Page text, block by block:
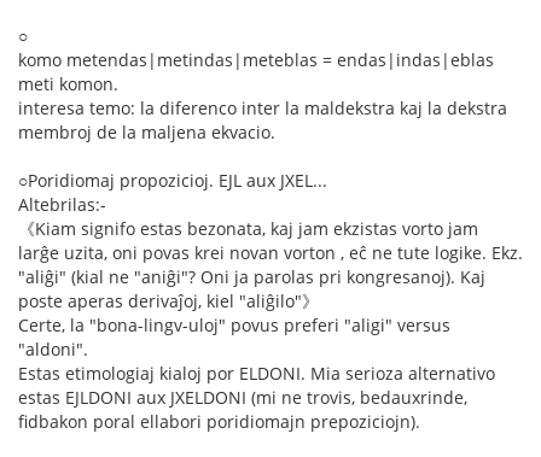
○
komo metendas|metindas|meteblas = endas|indas|eblas
meti komon.
interesa temo: la diferenco inter la maldekstra kaj la dekstra
membroj de la maljena ekvacio.
○Poridiomaj propozicioj. EJL aux JXEL...
Altebrilas:-
《Kiam signifo estas bezonata, kaj jam ekzistas vorto jam
larĝe uzita, oni povas krei novan vorton , eĉ ne tute logike. Ekz.
"aliĝi" (kial ne "aniĝi"? Oni ja parolas pri kongresanoj). Kaj
poste aperas derivaĵoj, kiel "aliĝilo"》
Certe, la "bona-lingv-uloj" povus preferi "aligi" versus
"aldoni".
Estas etimologiaj kialoj por ELDONI. Mia serioza alternativo
estas EJLDONI aux JXELDONI (mi ne trovis, bedauxrinde,
fidbakon poral ellabori poridiomajn prepoziciojn).